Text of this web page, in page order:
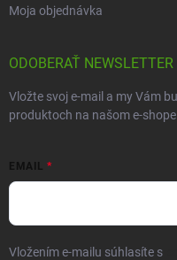
Moja objednávka
ODOBERAŤ NEWSLETTER
Vložte svoj e-mail a my Vám
produktoch na našom e-shope.
EMAIL
Vložením e-mailu súhlasíte s